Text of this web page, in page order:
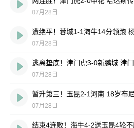
07月28日
07月28日
07月28日
07月28日